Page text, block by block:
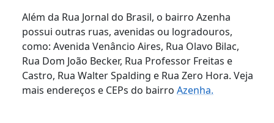
Além da Rua Jornal do Brasil, o bairro Azenha
possui outras ruas, avenidas ou logradouros,
como: Avenida Venâncio Aires, Rua Olavo Bilac,
Rua Dom João Becker, Rua Professor Freitas e
Castro, Rua Walter Spalding e Rua Zero Hora. Veja
mais endereços e CEPs do bairro Azenha.